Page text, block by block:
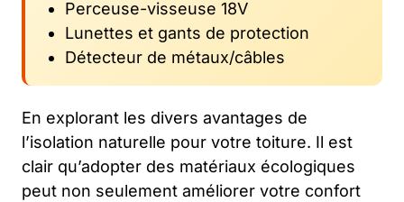
Perceuse-visseuse 18V
Lunettes et gants de protection
Détecteur de métaux/câbles
En explorant les divers avantages de
l’isolation naturelle pour votre toiture. Il est
clair qu’adopter des matériaux écologiques
peut non seulement améliorer votre confort